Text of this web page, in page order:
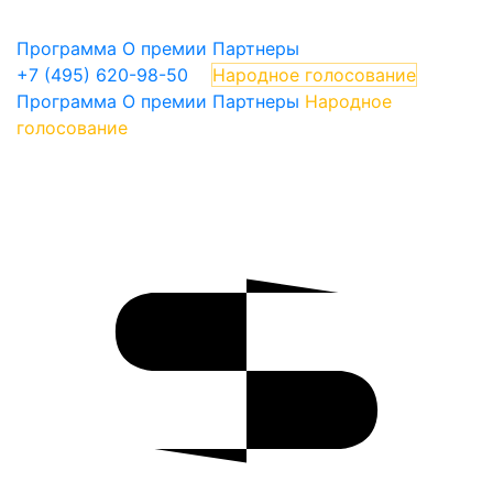
Программа О премии Партнеры
+7 (495) 620-98-50
Народное голосование
Программа О премии Партнеры Народное
голосование